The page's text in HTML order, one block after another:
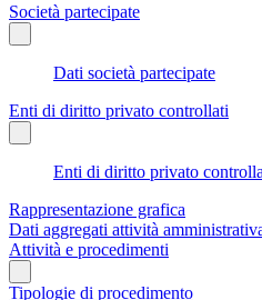
Società partecipate
Dati società partecipate
Enti di diritto privato controllati
Enti di diritto privato
Rappresentazione grafica
Dati aggregati attività
Attività e procedimenti
Tipologie di procedimento